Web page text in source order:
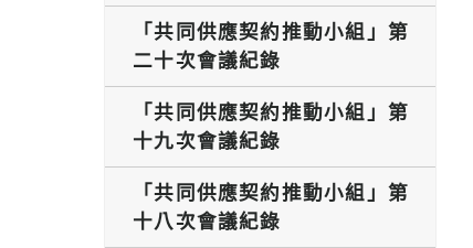
「共同供應契約推動小組」第
二十次會議紀錄
「共同供應契約推動小組」第
十九次會議紀錄
「共同供應契約推動小組」第
十八次會議紀錄